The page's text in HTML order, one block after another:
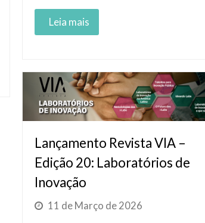
Lançamento Revista VIA –
Edição 20: Laboratórios de
Inovação
11 de Março de 2026